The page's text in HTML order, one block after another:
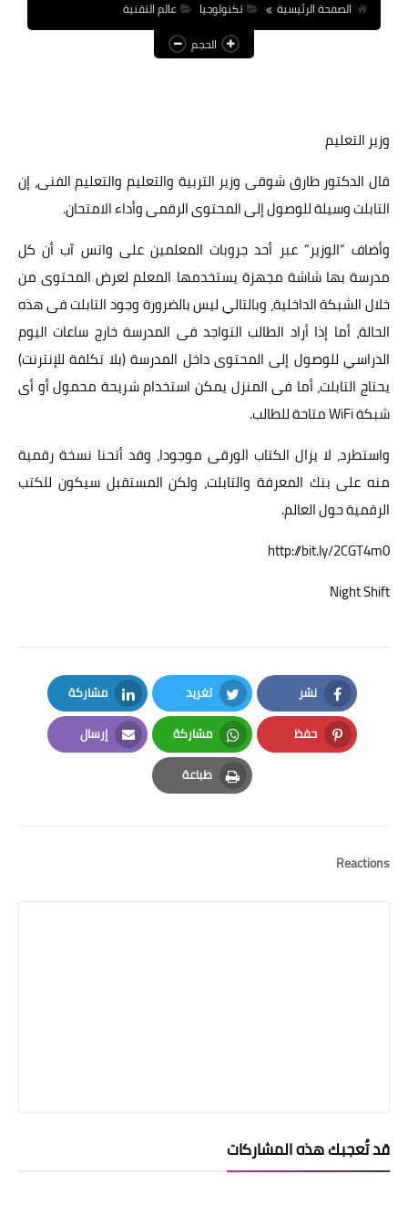
عالم المرأة
فن وثقافة
أخبار النجوم
أخبار العالم
الصفحة الرئيسية
تكنولوجيا
عالم التقنية
الحجم
وزير التعليم
قال الدكتور طارق شوقى وزير التربية والتعليم والتعليم الفنى، إن
التابلت وسيلة للوصول إلى المحتوى الرقمى وأداء الامتحان.
وأضاف “الوزير” عبر أحد جروبات المعلمين على واتس آب أن كل
مدرسة بها شاشة مجهزة يستخدمها المعلم لعرض المحتوى من
خلال الشبكة الداخلية، وبالتالي ليس بالضرورة وجود التابلت فى هذه
الحالة، أما إذا أراد الطالب التواجد فى المدرسة خارج ساعات اليوم
الدراسي للوصول إلى المحتوى داخل المدرسة (بلا تكلفة للإنترنت)
يحتاج التابلت، أما فى المنزل يمكن استخدام شريحة محمول أو أى
شبكة WiFi متاحة للطالب.
واستطرد، لا يزال الكتاب الورقى موجودا، وقد أتحنا نسخة رقمية
منه على بنك المعرفة والتابلت، ولكن المستقبل سيكون للكتب
الرقمية حول العالم.
http://bit.ly/2CGT4m0
Night Shift
نشر
Facebook
تغريد
Twitter
مشاركة
LinkedIn
حفظ
Pinterest
مشاركة
Whatsapp
إرسال
Email
طباعة
Print
Reactions
قد تُعجبك هذه المشاركات